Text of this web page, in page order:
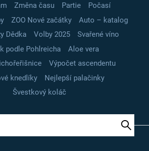
Změna času Partie
Počasí
ZOO Nové začátky
Auto – katalog
Dědka
Volby 2025
Svařené víno
podle Pohlreicha
Aloe vera
Výpočet ascendentu
knedlíky
Nejlepší palačinky
Švestkový koláč